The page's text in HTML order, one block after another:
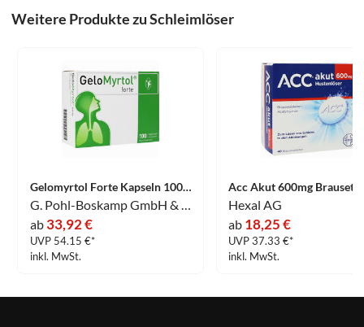
Weitere Produkte zu Schleimlöser
Gelomyrtol Forte Kapseln 100 Stück
G. Pohl-Boskamp GmbH & Co. KG
ab 33,92 €
UVP 54.15 €*
inkl. MwSt.
Hexal AG
ab 18,25 €
UVP 37.33 €*
inkl. MwSt.